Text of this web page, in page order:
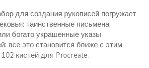
для создания рукописей погружает
таинственные письмена
богато украшенные указы
все это становится ближе с этим
кистей для Procreate.